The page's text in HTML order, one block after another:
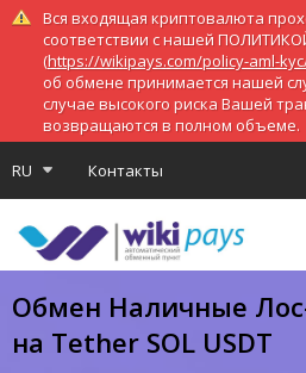
Вся входящая криптовалюта
соответствии с нашей
(https://wikipays.com/policy-aml-
об обмене принимается нашей
случае высокого риска Вашей
возвращаются в полном объеме.
RU Контакты
Обмен Наличные
на Tether SOL USDT